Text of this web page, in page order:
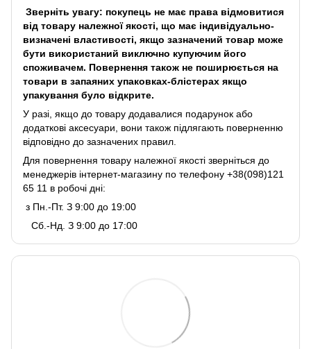
Зверніть увагу: покупець не має права відмовитися
від товару належної якості, що має індивідуально-
визначені властивості, якщо зазначений товар може
бути використаний виключно купуючим його
споживачем. Повернення також не поширюється на
товари в запаяних упаковках-блістерах якщо
упакування було відкрите.
У разі, якщо до товару додавалися подарунок або
додаткові аксесуари, вони також підлягають поверненню
відповідно до зазначених правил.
Для повернення товару належної якості зверніться до
менеджерів інтернет-магазину по телефону +38(098)121
65 11 в робочі дні:
з Пн.-Пт. З 9:00 до 19:00
Сб.-Нд. З 9:00 до 17:00